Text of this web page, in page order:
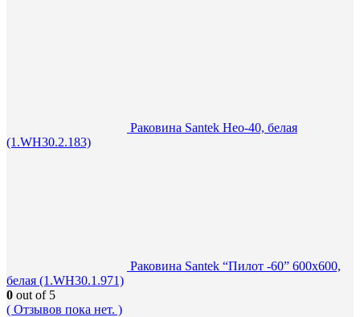
Раковина Santek Нео-40, белая
(1.WH30.2.183)
Раковина Santek “Пилот -60” 600х600,
белая (1.WH30.1.971)
0 out of 5
( Отзывов пока нет. )